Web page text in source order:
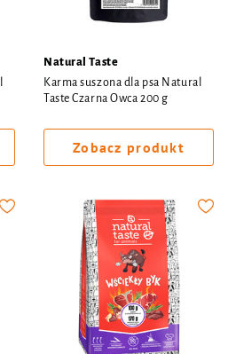
Natural Taste
Karma suszona dla psa Natural
Taste Czarna Owca 200 g
Zobacz produkt